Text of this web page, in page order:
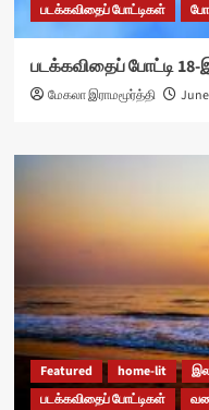
படக்கவிதைப் போட்டிகள்
படக்கவிதைப் போட்டி 18-
மேகலா இராமமூர்த்தி
Featured home-lit
படக்கவிதைப் போட்டிகள்